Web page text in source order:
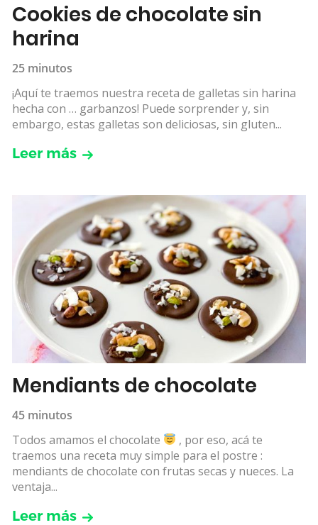
Cookies de chocolate sin
harina
25 minutos
¡Aquí te traemos nuestra receta de galletas sin harina
hecha con … garbanzos! Puede sorprender y, sin
embargo, estas galletas son deliciosas, sin gluten...
Leer más
Mendiants de chocolate
45 minutos
Todos amamos el chocolate
, por eso, acá te
traemos una receta muy simple para el postre :
mendiants de chocolate con frutas secas y nueces. La
ventaja...
Leer más